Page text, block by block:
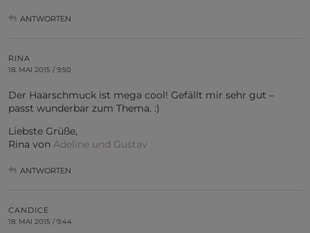
ANTWORTEN
RINA
18. MAI 2015 / 9:50
Der Haarschmuck ist mega cool! Gefällt mir sehr gut –
passt wunderbar zum Thema. :)
Liebste Grüße,
Rina von Adeline und Gustav
ANTWORTEN
CANDICE
18. MAI 2015 / 9:44